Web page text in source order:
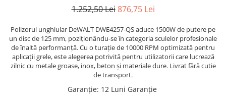
Perne Ortopedice
Paturi Medicale
Centuri Ajutatoare Locomotie
Imprimante
Mașini de găurit și înșurubat
Memorii RAM
Mixere, tocatoare & roboti de
1.252,50 Lei 876,75 Lei
Polizorul unghiular DeWALT DWE4257-QS aduce 1500W de putere pe
un disc de 125 mm, poziționându-se în categoria sculelor profesionale
de înaltă performanță. Cu o turație de 10000 RPM optimizată pentru
aplicații grele, este alegerea potrivită pentru utilizatorii care lucrează
zilnic cu metale groase, inox, beton și materiale dure. Livrat fără cutie
de transport.
Garanție: 12 Luni Garanție